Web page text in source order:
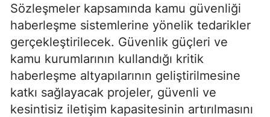
Sözleşmeler kapsamında kamu güvenliği
haberleşme sistemlerine yönelik tedarikler
gerçekleştirilecek. Güvenlik güçleri ve
kamu kurumlarının kullandığı kritik
haberleşme altyapılarının geliştirilmesine
katkı sağlayacak projeler, güvenli ve
kesintisiz iletişim kapasitesinin artırılmasını